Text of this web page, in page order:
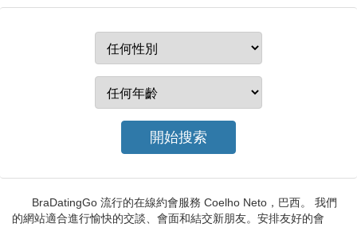
BraDatingGo 流行的在線約會服務 Coelho Neto，巴西。 我們
的網站適合進行愉快的交談、會面和結交新朋友。安排友好的會